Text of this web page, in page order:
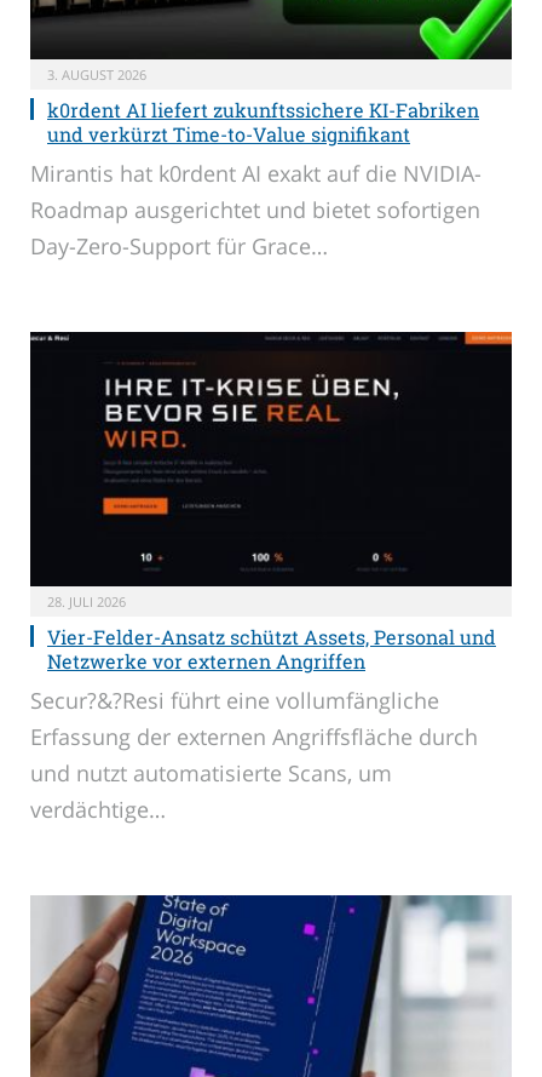
3. AUGUST 2026
k0rdent AI liefert zukunftssichere KI-Fabriken
und verkürzt Time-to-Value signifikant
Mirantis hat k0rdent AI exakt auf die NVIDIA-
Roadmap ausgerichtet und bietet sofortigen
Day-Zero-Support für Grace…
28. JULI 2026
Vier-Felder-Ansatz schützt Assets, Personal und
Netzwerke vor externen Angriffen
Secur?&?Resi führt eine vollumfängliche
Erfassung der externen Angriffsfläche durch
und nutzt automatisierte Scans, um
verdächtige…